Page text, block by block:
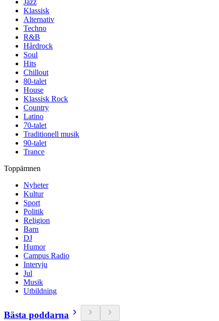
Jazz
Klassisk
Alternativ
Techno
R&B
Hårdrock
Soul
Hits
Chillout
80-talet
House
Klassisk Rock
Country
Latino
70-talet
Traditionell musik
90-talet
Trance
Toppämnen
Nyheter
Kultur
Sport
Politik
Religion
Barn
DJ
Humor
Campus Radio
Intervju
Jul
Musik
Utbildning
Bästa poddarna